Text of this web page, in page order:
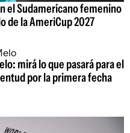
el Sudamericano femenino
de la AmeriCup 2027
mirá lo que pasará para el
por la primera fecha